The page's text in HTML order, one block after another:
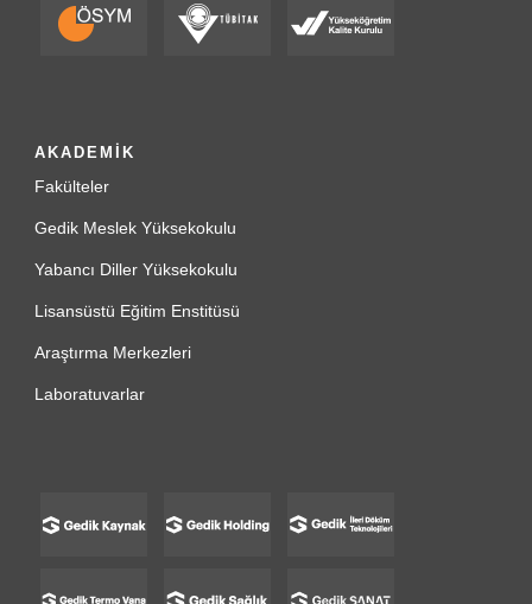
AKADEMİK
Fakülteler
Gedik Meslek Yüksekokulu
Yabancı Diller Yüksekokulu
Lisansüstü Eğitim Enstitüsü
Araştırma Merkezleri
Laboratuvarlar